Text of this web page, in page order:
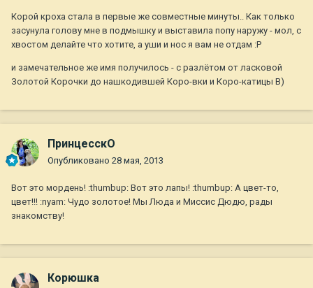
Корой кроха стала в первые же совместные минуты.. Как только
засунула голову мне в подмышку и выставила попу наружу - мол, с
хвостом делайте что хотите, а уши и нос я вам не отдам :P
и замечательное же имя получилось - с разлётом от ласковой
Золотой Корочки до нашкодившей Коро-вки и Коро-катицы B)
ПринцесскО
Опубликовано 28 мая, 2013
Вот это мордень! :thumbup: Вот это лапы! :thumbup: А цвет-то,
цвет!!! :nyam: Чудо золотое! Мы Люда и Миссис Дюдю, рады
знакомству!
Корюшка